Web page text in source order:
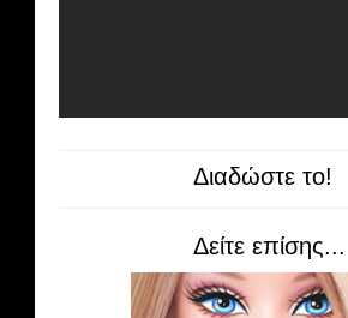
Διαδώστε το!
Δείτε επίσης...